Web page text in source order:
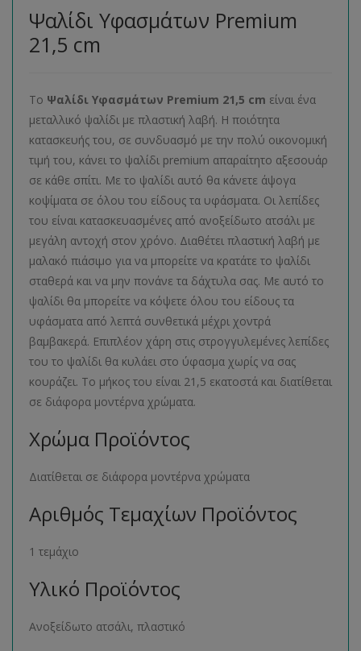
Ψαλίδι Υφασμάτων Premium
21,5 cm
Το Ψαλίδι Υφασμάτων Premium 21,5 cm είναι ένα
μεταλλικό ψαλίδι με πλαστική λαβή. Η ποιότητα
κατασκευής του, σε συνδυασμό με την πολύ οικονομική
τιμή του, κάνει το ψαλίδι premium απαραίτητο αξεσουάρ
σε κάθε σπίτι. Με το ψαλίδι αυτό θα κάνετε άψογα
κοψίματα σε όλου του είδους τα υφάσματα. Οι λεπίδες
του είναι κατασκευασμένες από ανοξείδωτο ατσάλι με
μεγάλη αντοχή στον χρόνο. Διαθέτει πλαστική λαβή με
μαλακό πιάσιμο για να μπορείτε να κρατάτε το ψαλίδι
σταθερά και να μην πονάνε τα δάχτυλα σας. Με αυτό το
ψαλίδι θα μπορείτε να κόψετε όλου του είδους τα
υφάσματα από λεπτά συνθετικά μέχρι χοντρά
βαμβακερά. Επιπλέον χάρη στις στρογγυλεμένες λεπίδες
του το ψαλίδι θα κυλάει στο ύφασμα χωρίς να σας
κουράζει. Το μήκος του είναι 21,5 εκατοστά και διατίθεται
σε διάφορα μοντέρνα χρώματα.
Χρώμα Προϊόντος
Διατίθεται σε διάφορα μοντέρνα χρώματα
Αριθμός Τεμαχίων Προϊόντος
1 τεμάχιο
Υλικό Προϊόντος
Ανοξείδωτο ατσάλι, πλαστικό